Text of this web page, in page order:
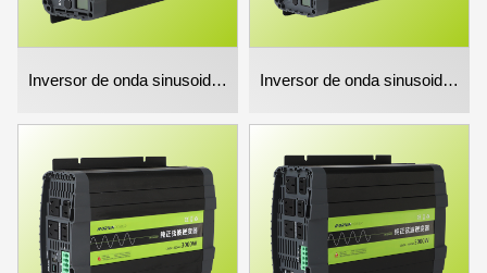
Inversor de onda sinusoidal pura de 1000w Inversor de onda sinusoidal pura 2000w